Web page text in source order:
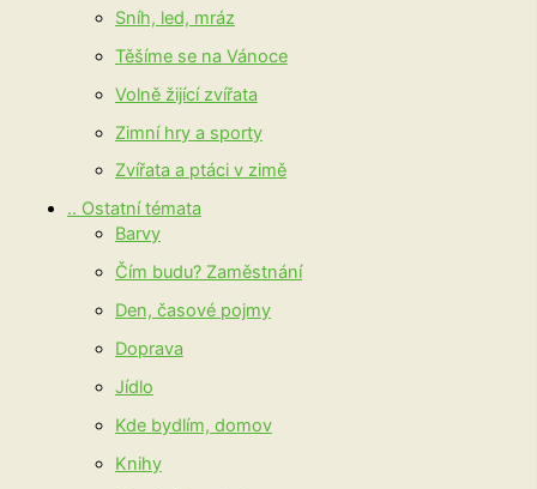
Sníh, led, mráz
Těšíme se na Vánoce
Volně žijící zvířata
Zimní hry a sporty
Zvířata a ptáci v zimě
.. Ostatní témata
Barvy
Čím budu? Zaměstnání
Den, časové pojmy
Doprava
Jídlo
Kde bydlím, domov
Knihy